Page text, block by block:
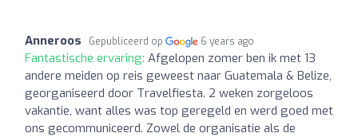
Anneroos Gepubliceerd op 6 years ago
Fantastische ervaring: Afgelopen zomer ben ik met 13
andere meiden op reis geweest naar Guatemala & Belize,
georganiseerd door Travelfiesta. 2 weken zorgeloos
vakantie, want alles was top geregeld en werd goed met
ons gecommuniceerd. Zowel de organisatie als de